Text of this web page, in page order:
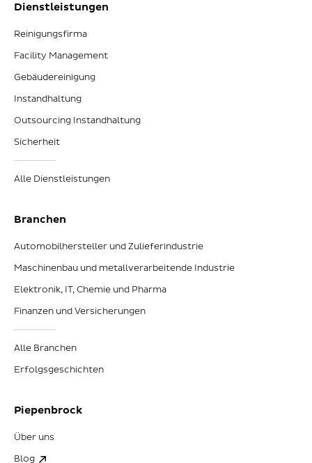
Dienstleistungen
Reinigungsfirma
Facility Management
Gebäudereinigung
Instandhaltung
Outsourcing Instandhaltung
Sicherheit
Alle Dienstleistungen
Branchen
Automobilhersteller und Zulieferindustrie
Maschinenbau und metallverarbeitende Industrie
Elektronik, IT, Chemie und Pharma
Finanzen und Versicherungen
Alle Branchen
Erfolgsgeschichten
Piepenbrock
Über uns
Blog